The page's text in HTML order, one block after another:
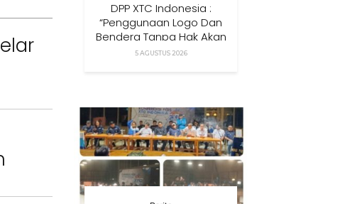
DPP XTC Indonesia :
“Penggunaan Logo Dan
Bendera Tanpa Hak Akan
Ditindak”
5 AGUSTUS 2026